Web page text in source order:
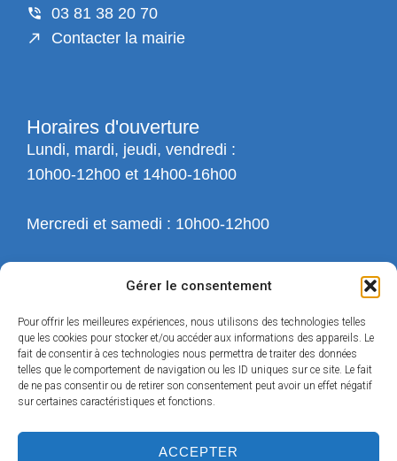
Gérer le consentement
Pour offrir les meilleures expériences, nous utilisons des technologies telles
que les cookies pour stocker et/ou accéder aux informations des appareils. Le
fait de consentir à ces technologies nous permettra de traiter des données
telles que le comportement de navigation ou les ID uniques sur ce site. Le fait
de ne pas consentir ou de retirer son consentement peut avoir un effet négatif
sur certaines caractéristiques et fonctions.
ACCEPTER
03 81 38 20 70
Contacter la mairie
Horaires d'ouverture
Lundi, mardi, jeudi, vendredi :
10h00-12h00 et 14h00-16h00
Mercredi et samedi : 10h00-12h00